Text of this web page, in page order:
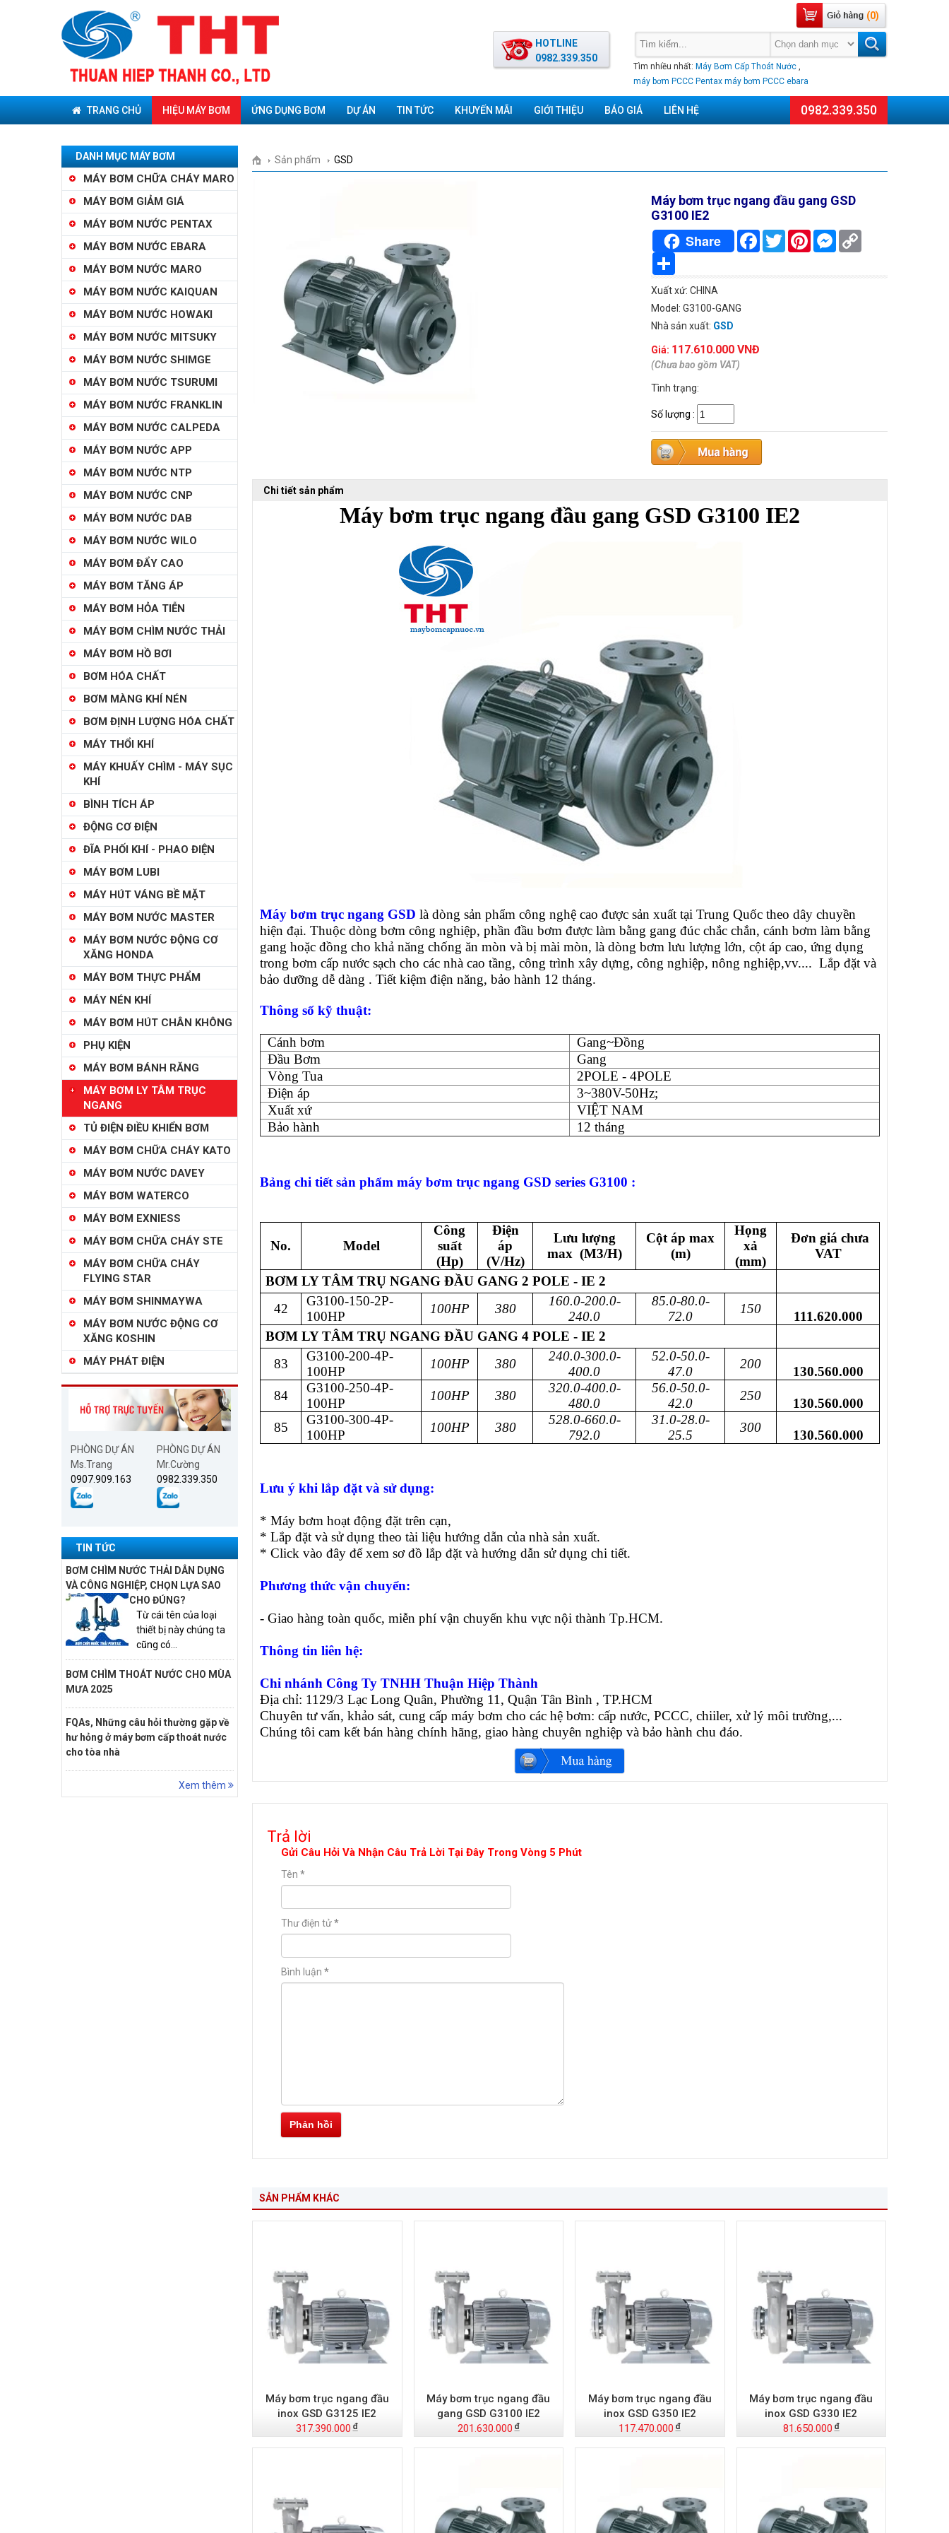
(0)
Tìm nhiều nhất: Máy Bơm Cấp Thoát Nước ,
máy bơm PCCC Pentax máy bơm PCCC ebara
HOTLINE
0982.339.350
TRANG CHỦ HIỆU MÁY BƠM ỨNG DỤNG BƠM DỰ ÁN TIN TỨC KHUYẾN MÃI GIỚI THIỆU BÁO GIÁ LIÊN HỆ 0982.339.350
DANH MỤC MÁY BƠM
MÁY BƠM CHỮA CHÁY MARO
MÁY BƠM GIẢM GIÁ
MÁY BƠM NƯỚC PENTAX
MÁY BƠM NƯỚC EBARA
MÁY BƠM NƯỚC MARO
MÁY BƠM NƯỚC KAIQUAN
MÁY BƠM NƯỚC HOWAKI
MÁY BƠM NƯỚC MITSUKY
MÁY BƠM NƯỚC SHIMGE
MÁY BƠM NƯỚC TSURUMI
MÁY BƠM NƯỚC FRANKLIN
MÁY BƠM NƯỚC CALPEDA
MÁY BƠM NƯỚC APP
MÁY BƠM NƯỚC NTP
MÁY BƠM NƯỚC CNP
MÁY BƠM NƯỚC DAB
MÁY BƠM NƯỚC WILO
MÁY BƠM ĐẨY CAO
MÁY BƠM TĂNG ÁP
MÁY BƠM HỎA TIỄN
MÁY BƠM CHÌM NƯỚC THẢI
MÁY BƠM HỒ BƠI
BƠM HÓA CHẤT
BƠM MÀNG KHÍ NÉN
BƠM ĐỊNH LƯỢNG HÓA CHẤT
MÁY THỔI KHÍ
MÁY KHUẤY CHÌM - MÁY SỤC
KHÍ
BÌNH TÍCH ÁP
ĐỘNG CƠ ĐIỆN
ĐĨA PHỐI KHÍ - PHAO ĐIỆN
MÁY BƠM LUBI
MÁY HÚT VÁNG BỀ MẶT
MÁY BƠM NƯỚC MASTER
MÁY BƠM NƯỚC ĐỘNG CƠ
XĂNG HONDA
MÁY BƠM THỰC PHẨM
MÁY NÉN KHÍ
MÁY BƠM HÚT CHÂN KHÔNG
PHỤ KIỆN
MÁY BƠM BÁNH RĂNG
MÁY BƠM LY TÂM TRỤC
NGANG
TỦ ĐIỆN ĐIỀU KHIỂN BƠM
MÁY BƠM CHỮA CHÁY KATO
MÁY BƠM NƯỚC DAVEY
MÁY BƠM WATERCO
MÁY BƠM EXNIESS
MÁY BƠM CHỮA CHÁY STE
MÁY BƠM CHỮA CHÁY
FLYING STAR
MÁY BƠM SHINMAYWA
MÁY BƠM NƯỚC ĐỘNG CƠ
XĂNG KOSHIN
MÁY PHÁT ĐIỆN
PHÒNG DỰ ÁN
Ms.Trang
0907.909.163
PHÒNG DỰ ÁN
Mr.Cường
0982.339.350
TIN TỨC
BƠM CHÌM NƯỚC THẢI DÂN DỤNG
VÀ CÔNG NGHIỆP, CHỌN LỰA SAO
CHO ĐÚNG?
Từ cái tên của loại
thiết bị này chúng ta
cũng có...
BƠM CHÌM THOÁT NƯỚC CHO MÙA
MƯA 2025
FQAs, Những câu hỏi thường gặp về
hư hỏng ở máy bơm cấp thoát nước
cho tòa nhà
Xem thêm
Sản phẩm GSD
Máy bơm trục ngang đầu gang GSD
G3100 IE2
Share FacebookTwitterPinterestMessenger
Xuất xứ: CHINA
Model: G3100-GANG
Nhà sản xuất: GSD
Giá: 117.610.000 VNĐ
(Chưa bao gồm VAT)
Tình trạng:
Số lượng :
Chi tiết sản phẩm
Máy bơm trục ngang đầu gang GSD G3100 IE2
Máy bơm trục ngang GSD là dòng sản phẩm công nghệ cao được sản xuất tại Trung Quốc theo dây chuyền
hiện đại. Thuộc dòng bơm công nghiệp, phần đầu bơm được làm bằng gang đúc chắc chắn, cánh bơm làm bằng
gang hoặc đồng cho khả năng chống ăn mòn và bị mài mòn, là dòng bơm lưu lượng lớn, cột áp cao, ứng dụng
trong bơm cấp nước sạch cho các nhà cao tầng, công trình xây dựng, công nghiệp, nông nghiệp,vv.... Lắp đặt và
bảo dưỡng dễ dàng . Tiết kiệm điện năng, bảo hành 12 tháng.
Thông số kỹ thuật:
Cánh bơm
Gang~Đồng
Đầu Bơm
Gang
Vòng Tua
2POLE - 4POLE
Điện áp
3~380V-50Hz;
Xuất xứ
VIỆT NAM
Bảo hành
12 tháng
Bảng chi tiết sản phẩm máy bơm trục ngang GSD series G3100 :
No. Model
Công
suất
(Hp)
Điện
áp
(V/Hz)
Lưu lượng
max (M3/H)
Cột áp max
(m)
Họng
xả
(mm)
Đơn giá chưa
VAT
BƠM LY TÂM TRỤ NGANG ĐẦU GANG 2 POLE - IE 2
42
G3100-150-2P-
100HP
100HP 380
160.0-200.0-
240.0
85.0-80.0-
72.0
150
111.620.000
BƠM LY TÂM TRỤ NGANG ĐẦU GANG 4 POLE - IE 2
83
G3100-200-4P-
100HP
100HP 380
240.0-300.0-
400.0
52.0-50.0-
47.0
200
130.560.000
84
G3100-250-4P-
100HP
100HP 380
320.0-400.0-
480.0
56.0-50.0-
42.0
250
130.560.000
85
G3100-300-4P-
100HP
100HP 380
528.0-660.0-
792.0
31.0-28.0-
25.5
300
130.560.000
Lưu ý khi lắp đặt và sử dụng:
* Máy bơm hoạt động đặt trên cạn,
* Lắp đặt và sử dụng theo tài liệu hướng dẫn của nhà sản xuất.
* Click vào đây để xem sơ đồ lắp đặt và hướng dẫn sử dụng chi tiết.
Phương thức vận chuyển:
- Giao hàng toàn quốc, miễn phí vận chuyển khu vực nội thành Tp.HCM.
Thông tin liên hệ:
Chi nhánh Công Ty TNHH Thuận Hiệp Thành
Địa chỉ: 1129/3 Lạc Long Quân, Phường 11, Quận Tân Bình , TP.HCM
Chuyên tư vấn, khảo sát, cung cấp máy bơm cho các hệ bơm: cấp nước, PCCC, chiiler, xử lý môi trường,...
Chúng tôi cam kết bán hàng chính hãng, giao hàng chuyên nghiệp và bảo hành chu đáo.
Trả lời
Gửi Câu Hỏi Và Nhận Câu Trả Lời Tại Đây Trong Vòng 5 Phút
Tên *
Thư điện tử*
Bình luận *
Phản hồi
SẢN PHẨM KHÁC
Máy bơm trục ngang đầu
inox GSD G3125 IE2
317.390.000
Máy bơm trục ngang đầu
gang GSD G3100 IE2
201.630.000
Máy bơm trục ngang đầu
inox GSD G350 IE2
117.470.000
Máy bơm trục ngang đầu
inox GSD G330 IE2
81.650.000